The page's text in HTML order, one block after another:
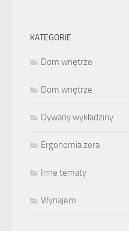
KATEGORIE
Dom wnętrze
Dom wnętrze
Dywany wykładziny
Ergonomia zera
Inne tematy
Wynajem